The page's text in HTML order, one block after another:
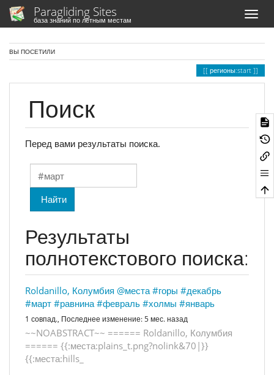
Paragliding Sites
база знаний по лётным местам
ВЫ ПОСЕТИЛИ
регионы:start
Поиск
Перед вами результаты поиска.
Найти
Результаты
полнотекстового поиска:
Roldanillo, Колумбия @места #горы #декабрь
#март #равнина #февраль #холмы #январь
1 совпад., Последнее изменение:5 мес. назад
~~NOABSTRACT~~ ====== Roldanillo, Колумбия
====== {{:места:plains t.png?nolink&70 |}}
{{:места:hills